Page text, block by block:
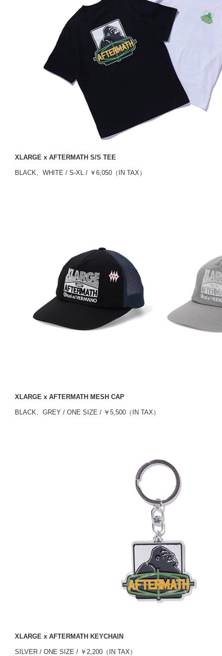
XLARGE x AFTERMATH S/S TEE
BLACK、WHITE / S-XL / ￥6,050（IN TAX）
XLARGE x AFTERMATH MESH CAP
BLACK、GREY / ONE SIZE / ￥5,500（IN TAX）
XLARGE x AFTERMATH KEYCHAIN
SILVER / ONE SIZE / ￥2,200（IN TAX）